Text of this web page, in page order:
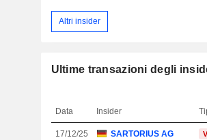
Altri insider
Ultime transazioni degli
Data Insider
17/12/25 SARTORIUS AG